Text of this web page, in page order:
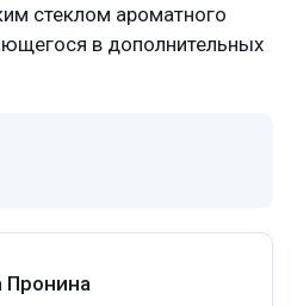
стеклом ароматного
в дополнительных
Пронина